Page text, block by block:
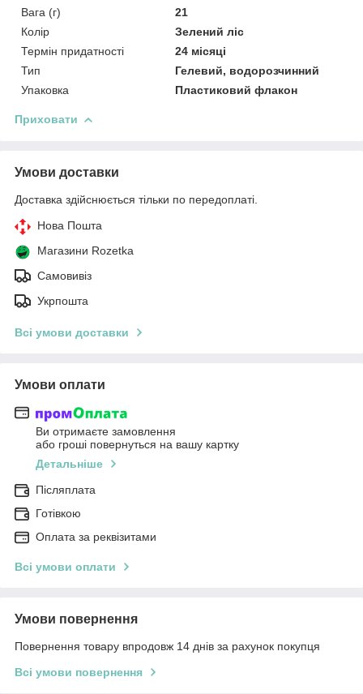
Вага (г)
21
Колір
Зелений ліс
Термін придатності
24 місяці
Тип
Гелевий, водорозчинний
Упаковка
Пластиковий флакон
Приховати
Умови доставки
Доставка здійснюється тільки по передоплаті.
Нова Пошта
Магазини Rozetka
Самовивіз
Укрпошта
Всі умови доставки
Умови оплати
Ви отримаєте замовлення
або гроші повернуться на вашу картку
Детальніше
Післяплата
Готівкою
Оплата за реквізитами
Всі умови оплати
Умови повернення
Повернення товару впродовж 14 днів за рахунок покупця
Всі умови повернення